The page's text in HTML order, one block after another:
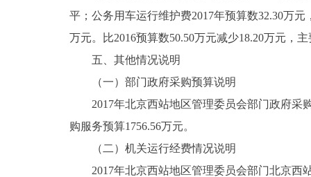
平；公务用车运行维护费2017年预算数32.30万
万元。比2016预算数50.50万元减少18.20万元，
五、其他情况说明
（一）部门政府采购预算说明
2017年北京西站地区管理委员会部门政府采购
购服务预算1756.56万元。
（二）机关运行经费情况说明
2017年北京西站地区管理委员会部门北京西